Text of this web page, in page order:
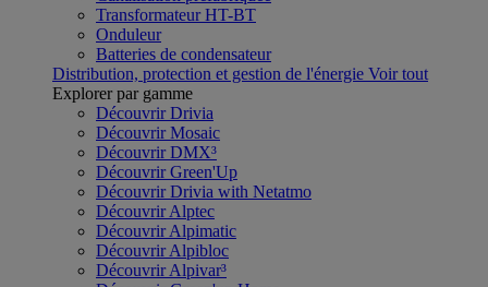
Transformateur HT-BT
Onduleur
Batteries de condensateur
Distribution, protection et gestion de l'énergie Voir tout
Explorer par gamme
Découvrir Drivia
Découvrir Mosaic
Découvrir DMX³
Découvrir Green'Up
Découvrir Drivia with Netatmo
Découvrir Alptec
Découvrir Alpimatic
Découvrir Alpibloc
Découvrir Alpivar³